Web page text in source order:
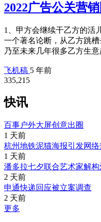
2022广告公关营
1、甲方会继续干乙方的活
一个著名论断，从乙方跳
乃至未来几年很多乙方生
飞机稿 5 年前
335,215
快讯
百事户外大屏创意出圈
1 天前
杭州地铁泥猫海报引发网络
1 天前
潘多拉七夕联合艺术家解
2 天前
申通快递回应被立案调查
2 天前
更多